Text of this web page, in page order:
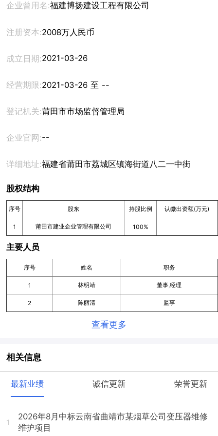
企业曾用名:福建博扬建设工程有限公司
注册资本:2008万人民币
成立日期:2021-03-26
经营期限: 2021-03-26 至 --
登记机关:莆田市市场监督管理局
企业官网:--
详细地址:福建省莆田市荔城区镇海街道八二一中街329号
股权结构
序号 股东 持股比例 认缴出资额(万元)
1 莆田市建业企业管理有限公司 100%
主要人员
序号 姓名 职务
1 林明靖 董事,经理
2 陈丽清 监事
查看更多
相关信息
最新业绩 诚信更新 荣誉更新
1
2026年8月中标云南省曲靖市某烟草公司变压器维修
维护项目